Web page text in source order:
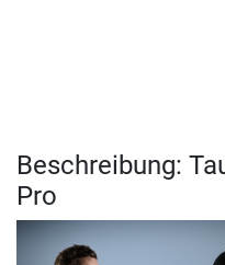
Beschreibung:
Pro